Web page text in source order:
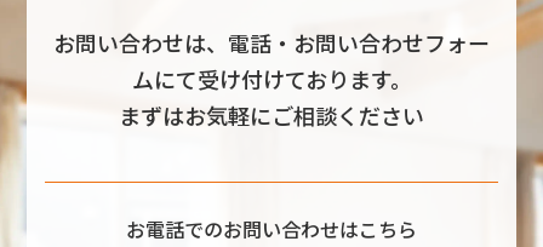
お問い合わせは、電話・お問い合わせフォー
ムにて受け付けております。
まずはお気軽にご相談ください
お電話でのお問い合わせはこちら